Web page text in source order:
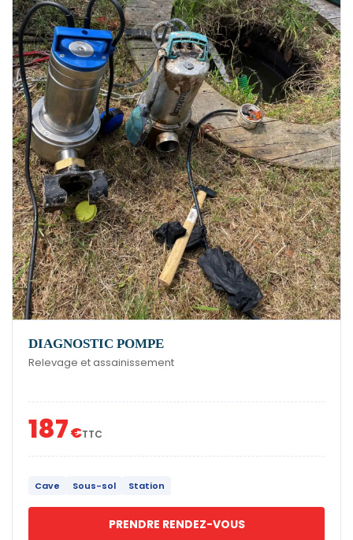
DIAGNOSTIC POMPE
Relevage et assainissement
187€TTC
Cave Sous-sol Station
PRENDRE RENDEZ-VOUS